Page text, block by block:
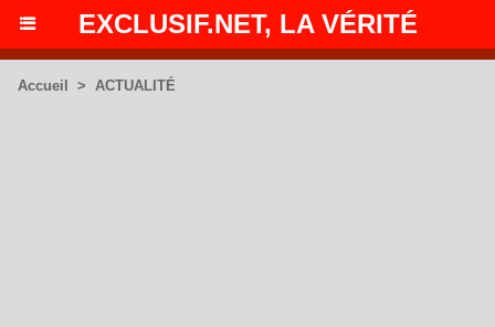
EXCLUSIF.NET, LA VÉRITÉ
Accueil > ACTUALITÉ